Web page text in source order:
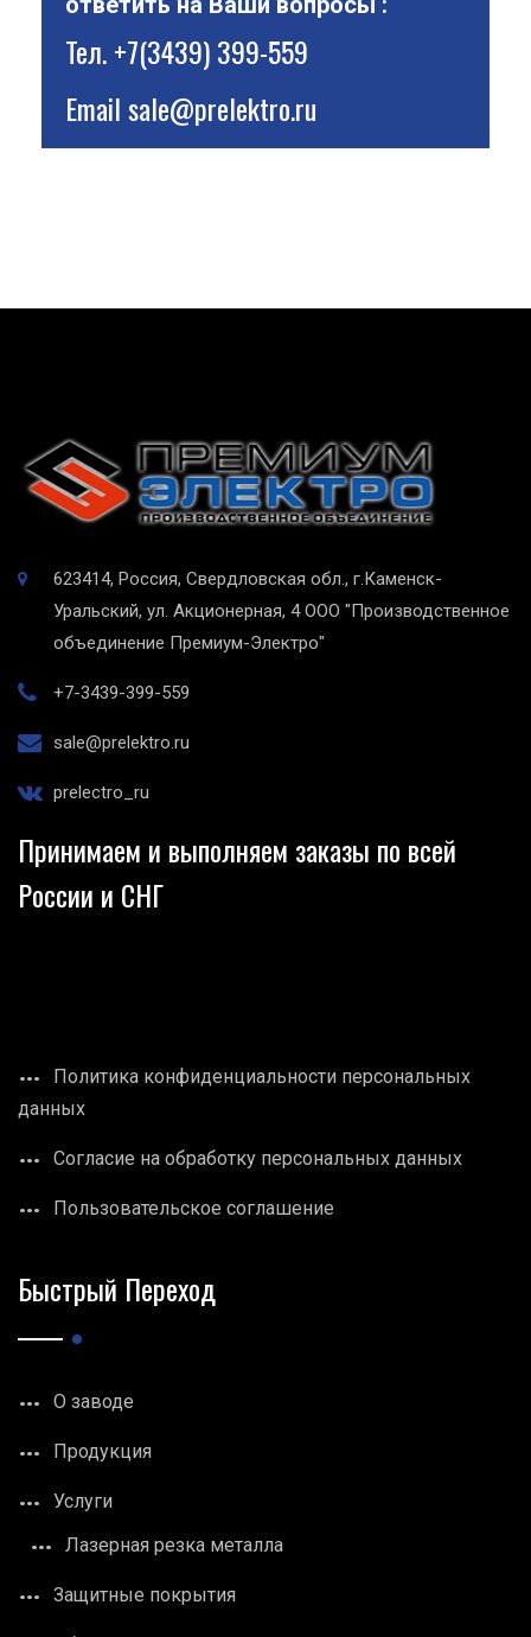
Тел.+7(3439) 399-559
Emailsale@prelektro.ru
623414, Россия, Свердловская обл., г.Каменск-
Уральский, ул. Акционерная, 4 ООО "Производственное
объединение Премиум-Электро"
+7-3439-399-559
sale@prelektro.ru
prelectro_ru
Принимаем и выполняем заказы по всей
России и СНГ
Политика конфиденциальности персональных
данных
Согласие на обработку персональных данных
Пользовательское соглашение
Быстрый Переход
О заводе
Продукция
Услуги
Лазерная резка металла
Защитные покрытия